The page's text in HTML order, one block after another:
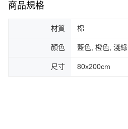
商品規格
材質 棉
顏色 藍色, 橙色, 淺
尺寸 80x200cm